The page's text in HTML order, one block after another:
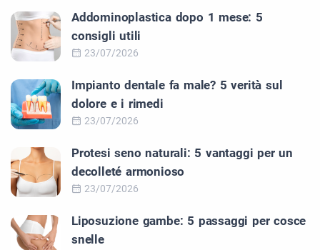
Addominoplastica dopo 1 mese: 5
consigli utili
23/07/2026
Impianto dentale fa male? 5 verità sul
dolore e i rimedi
23/07/2026
Protesi seno naturali: 5 vantaggi per un
decolleté armonioso
23/07/2026
Liposuzione gambe: 5 passaggi per cosce
snelle